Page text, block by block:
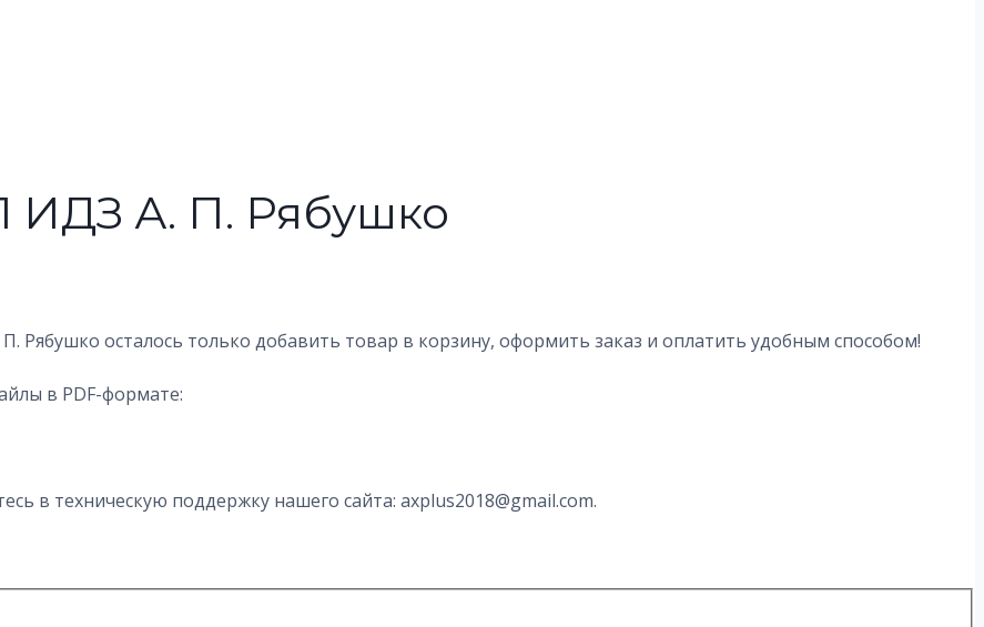
ИДЗ А. П. Рябушко
Рябушко осталось только добавить товар в корзину, оформить заказ и оплатить удобным способом!
в PDF-формате:
в техническую поддержку нашего сайта: axplus2018@gmail.com.